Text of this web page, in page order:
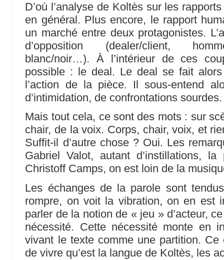
D’où l’analyse de Koltès sur les
en général. Plus encore, le rapport
un marché entre deux protagonistes.
d’opposition (dealer/client,
blanc/noir…). À l’intérieur de ces
possible : le deal. Le deal se fait
l’action de la pièce. Il sous-entend
d’intimidation, de confrontations sourdes.
Mais tout cela, ce sont des mots : sur
chair, de la voix. Corps, chair, voix, et
Suffit-il d’autre chose ? Oui. Les
Gabriel Valot, autant d’instillations,
Christoff Camps, on est loin de la
Les échanges de la parole sont
rompre, on voit la vibration, on en est
parler de la notion de « jeu » d’acteur,
nécessité. Cette nécessité monte en
vivant le texte comme une partition.
de vivre qu’est la langue de Koltès, les